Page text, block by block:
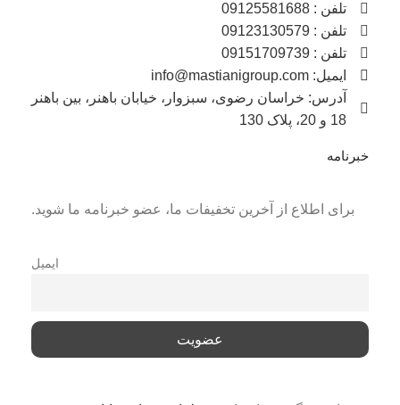
تلفن : 09125581688
تلفن : 09123130579
تلفن : 09151709739
ایمیل: info@mastianigroup.com
آدرس: خراسان رضوی، سبزوار، خیابان باهنر، بین باهنر
18 و 20، پلاک 130
خبرنامه
برای اطلاع از آخرین تخفیفات ما، عضو خبرنامه ما شوید.
ایمیل